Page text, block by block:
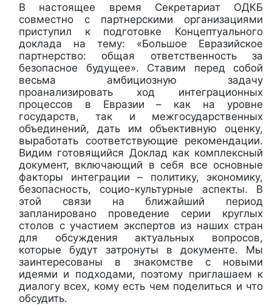
В настоящее время Секретариат ОДКБ
совместно с партнерскими организациями
приступил к подготовке Концептуального
доклада на тему: «Большое Евразийское
партнерство: общая ответственность за
безопасное будущее». Ставим перед собой
весьма амбициозную задачу
проанализировать ход интеграционных
процессов в Евразии – как на уровне
государств, так и межгосударственных
объединений, дать им объективную оценку,
выработать соответствующие рекомендации.
Видим готовящийся Доклад как комплексный
документ, включающий в себя все основные
факторы интеграции – политику, экономику,
безопасность, социо-культурные аспекты. В
этой связи на ближайший период
запланировано проведение серии круглых
столов с участием экспертов из наших стран
для обсуждения актуальных вопросов,
которые будут затронуты в документе. Мы
заинтересованы в знакомстве с новыми
идеями и подходами, поэтому приглашаем к
диалогу всех, кому есть чем поделиться и что
обсудить.